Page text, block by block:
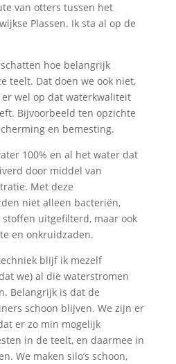
van otters tussen het
Plassen. Ik sta al op de
hoe belangrijk
teelt. Dat doen we ook niet,
wel op dat waterkwaliteit
Bijvoorbeeld ten opzichte
en bemesting.
100% en al het water dat
door middel van
Met deze
niet alleen bacteriën,
uitgefilterd, maar ook
en onkruidzaden.
blijf ik mezelf
we) al die waterstromen
Belangrijk is dat de
schoon blijven. We zijn er
er zo min mogelijk
in de teelt, en daarmee in
We maken silo’s schoon,